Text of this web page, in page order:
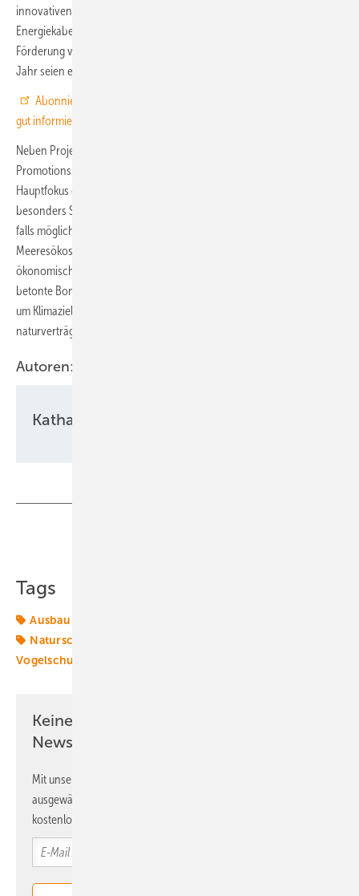
innovativen Verlegetechniken etwa für Rohrleitungen, Daten- und
Energiekabel“, so der DBU-Generalsekretär. Geplant sei eine jährliche
Förderung von etwa zehn Millionen Euro, zur Startphase in diesem
Jahr seien es fünf Millionen Euro.
Abonnieren Sie jetzt unseren Youtube-Kanal und seien Sie immer
gut informiert.
Neben Projekten soll der DBU-Meeresnaturschutzfonds auch
Promotionsstipendien und Unterstützung für Start-ups umfassen. Im
Hauptfokus der Förderung stehen neben mariner Infrastruktur
besonders Schutz und Erhalt mariner Arten und Lebensräume sowie,
falls möglich, Verbesserung und Regenerierung der
Meeresökosysteme. „Damit Nord- und Ostsee ökologisch und
ökonomisch kraftvoll bleiben, ist mehr Meeresschutz notwendig“,
betonte Bonde. Der Ausbau von Windkraft auf See sei „unabdingbar,
um Klimaziele und Energiewende zu erreichen – aber so
naturverträglich und meeresumweltfreundlich wie möglich“.
Autoren:
Katharina Wolf
Tags
Ausbau
Naturschutz
Vogelschutz
Keine Zeit? Kein Problem mit dem ERE
Newsletter!
Mit unserem Newsletter erhalten Sie regelmäßig von uns
ausgewählte Informationen und Neuigkeiten, gebündelt und
kostenlos direkt ins Postfach.